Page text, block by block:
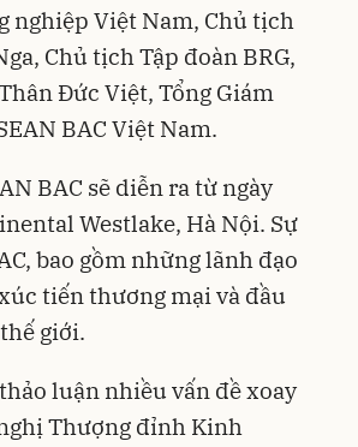
nghiệp Việt Nam, Chủ tịch
Chủ tịch Tập đoàn BRG,
Đức Việt, Tổng Giám
BAC Việt Nam.
BAC sẽ diễn ra từ ngày
Westlake, Hà Nội. Sự
bao gồm những lãnh đạo
tiến thương mại và đầu
giới.
luận nhiều vấn đề xoay
Thượng đỉnh Kinh